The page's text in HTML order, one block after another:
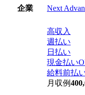
企業 Next
高収入
週払い
日払い
現金払い
給料前払
月収例